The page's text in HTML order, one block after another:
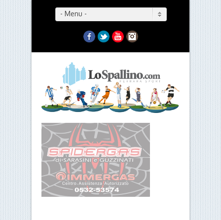
- Menu -
Facebook
TwitterYouTubeInstagram